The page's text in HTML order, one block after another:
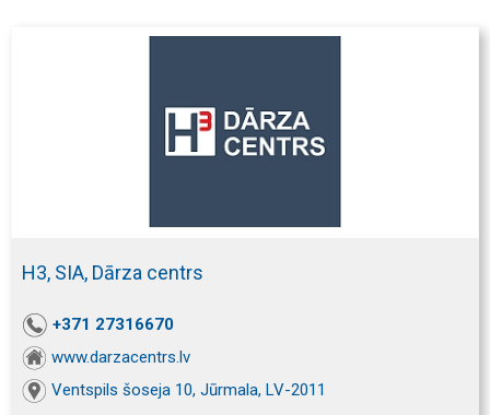
H3, SIA, Dārza centrs
+371 27316670
www.darzacentrs.lv
Ventspils šoseja 10, Jūrmala, LV-2011